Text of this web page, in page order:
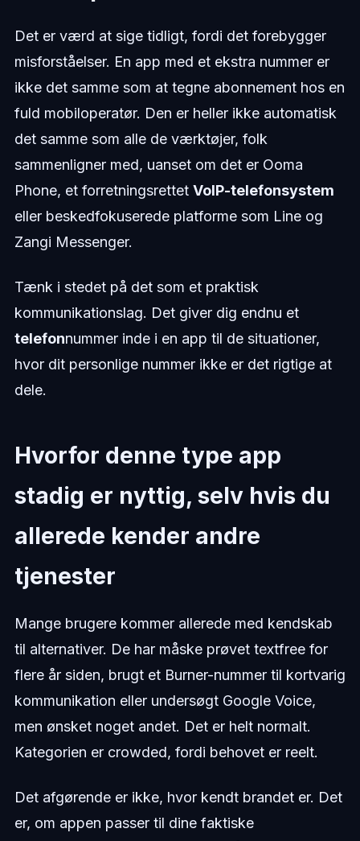
Det er værd at sige tidligt, fordi det forebygger
misforståelser. En app med et ekstra nummer er
ikke det samme som at tegne abonnement hos en
fuld mobiloperatør. Den er heller ikke automatisk
det samme som alle de værktøjer, folk
sammenligner med, uanset om det er Ooma
Phone, et forretningsrettet VoIP-telefonsystem
eller beskedfokuserede platforme som Line og
Zangi Messenger.
Tænk i stedet på det som et praktisk
kommunikationslag. Det giver dig endnu et
telefonnummer inde i en app til de situationer,
hvor dit personlige nummer ikke er det rigtige at
dele.
Hvorfor denne type app
stadig er nyttig, selv hvis du
allerede kender andre
tjenester
Mange brugere kommer allerede med kendskab
til alternativer. De har måske prøvet textfree for
flere år siden, brugt et Burner-nummer til kortvarig
kommunikation eller undersøgt Google Voice,
men ønsket noget andet. Det er helt normalt.
Kategorien er crowded, fordi behovet er reelt.
Det afgørende er ikke, hvor kendt brandet er. Det
er, om appen passer til dine faktiske